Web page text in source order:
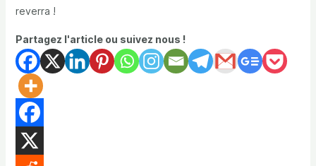
reverra !
Partagez l'article ou suivez nous !